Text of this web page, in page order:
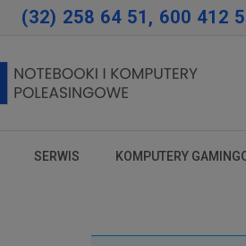
(32) 258 64 51, 600 412
SERWIS KOMPUTERY